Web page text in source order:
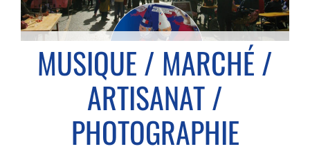
MUSIQUE / MARCHÉ /
ARTISANAT /
PHOTOGRAPHIE